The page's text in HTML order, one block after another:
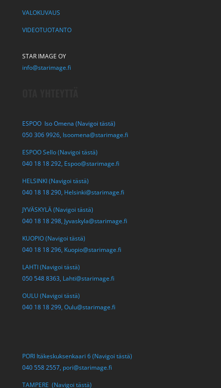
VALOKUVAUS
VIDEOTUOTANTO
STAR IMAGE OY
info@starimage.fi
ESPOO Iso Omena (Navigoi tästä)
050 306 9926, Isoomena@starimage.fi
ESPOO Sello (Navigoi tästä)
040 18 18 292, Espoo@starimage.fi
HELSINKI (Navigoi tästä)
040 18 18 290, Helsinki@starimage.fi
JYVÄSKYLÄ (Navigoi tästä)
040 18 18 298, Jyvaskyla@starimage.fi
KUOPIO (Navigoi tästä)
040 18 18 296, Kuopio@starimage.fi
LAHTI (Navigoi tästä)
050 548 8363, Lahti@starimage.fi
OULU (Navigoi tästä)
040 18 18 299, Oulu@starimage.fi
PORI Itäkeskuksenkaari 6 (Navigoi tästä)
040 558 2557, pori@starimage.fi
TAMPERE (Navigoi tästä)